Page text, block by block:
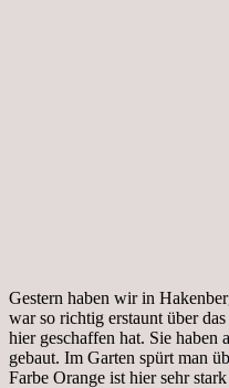
Gestern haben wir in
war so richtig erstaunt über
hier geschaffen hat. Sie haben
gebaut. Im Garten spürt man
Farbe Orange ist hier sehr